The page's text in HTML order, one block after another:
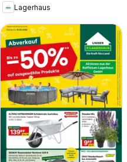
Lagerhaus